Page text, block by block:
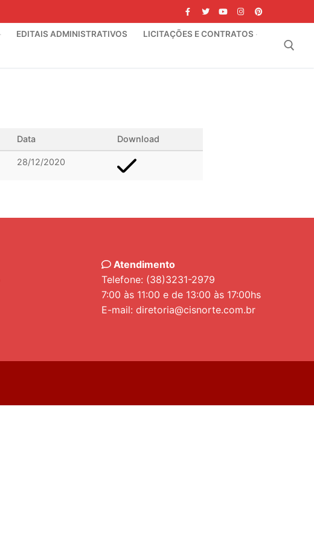
EDITAIS ADMINISTRATIVOS LICITAÇÕES E CONTRATOS
Data Download
28/12/2020
Atendimento
Telefone: (38)3231-2979
7:00 às 11:00 e de 13:00 às 17:00hs
E-mail: diretoria@cisnorte.com.br